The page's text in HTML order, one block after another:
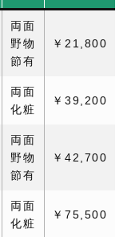
両面
野物
節有
￥21,800
両面
化粧
￥39,200
両面
野物
節有
￥42,700
両面
化粧
￥75,500